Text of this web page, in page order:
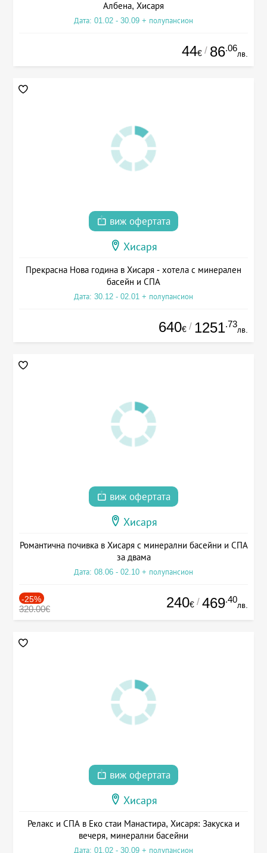
Албена, Хисаря
Дата: 01.02 - 30.09 + полупансион
44€ / 86.06
лв.
виж офертата
Хисаря
Прекрасна Нова година в Хисаря - хотела с минерален
басейн и СПА
Дата: 30.12 - 02.01 + полупансион
640€ / 1251.73
лв.
виж офертата
Хисаря
Романтична почивка в Хисаря с минерални басейни и СПА
за двама
Дата: 08.06 - 02.10 + полупансион
-25%
320.00€ 240€ / 469.40
лв.
виж офертата
Хисаря
Релакс и СПА в Еко стаи Манастира, Хисаря: Закуска и
вечеря, минерални басейни
Дата: 01.02 - 30.09 + полупансион